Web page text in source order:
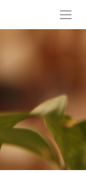
메뉴 열기